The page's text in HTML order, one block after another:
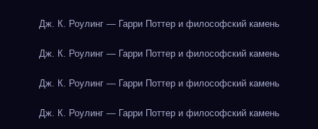
Дж. К. Роулинг — Гарри Поттер и философский камень
Дж. К. Роулинг — Гарри Поттер и философский камень
Дж. К. Роулинг — Гарри Поттер и философский камень
Дж. К. Роулинг — Гарри Поттер и философский камень